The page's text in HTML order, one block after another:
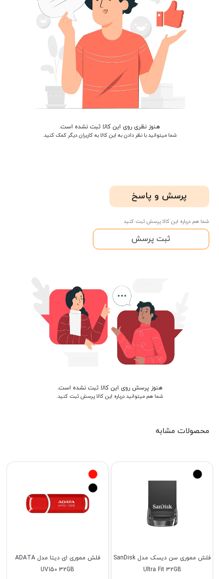
هنوز نظری روی این کالا ثبت نشده است.
شما میتوانید با نظر دادن به این کالا به کاربران دیگر کمک کنید.
پرسش و پاسخ
شما هم درباره این کالا پرسش ثبت کنید
ثبت پرسش
هنوز پرسش روی این کالا ثبت نشده است.
شما هم میتوانید درباره این کالا پرسش ثبت کنید.
محصولات مشابه
فلش مموری ای دیتا مدل ADATA
UV150 32GB
فلش مموری سن دیسک مدل SanDisk
Ultra Fit 32GB